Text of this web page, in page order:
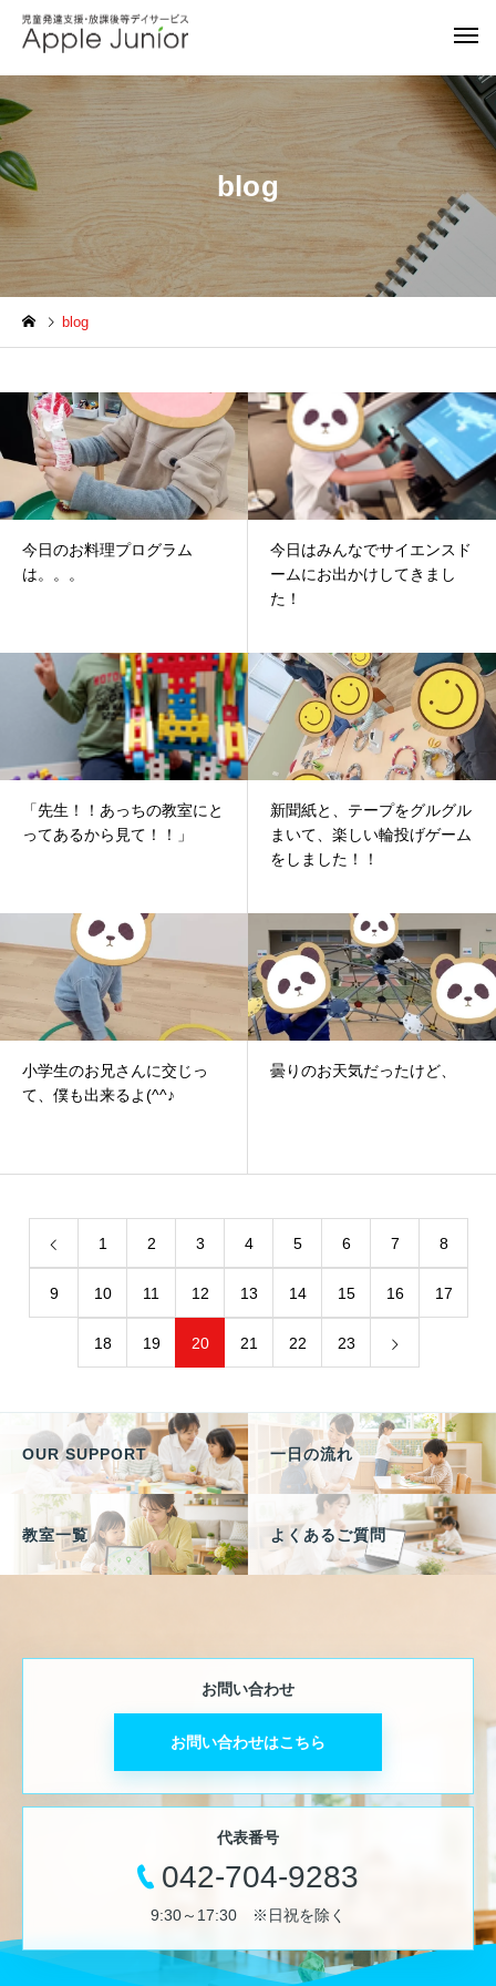
blog
blog
今日のお料理プログラム
は。。。
今日はみんなでサイエンスド
ームにお出かけしてきまし
た！
「先生！！あっちの教室にと
ってあるから見て！！」
新聞紙と、テープをグルグル
まいて、楽しい輪投げゲーム
をしました！！
小学生のお兄さんに交じっ
て、僕も出来るよ(^^♪
曇りのお天気だったけど、
1 2 3 4 5 6 7 8
9 10 11 12 13 14 15 16 17
18 19 20 21 22 23
OUR SUPPORT 一日の流れ
教室一覧 よくあるご質問
お問い合わせ
お問い合わせはこちら
代表番号
042-704-9283
9:30～17:30 ※日祝を除く